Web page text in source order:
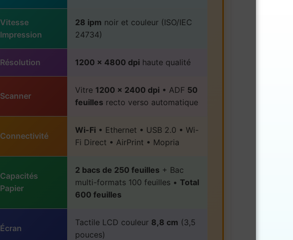
Vitesse
Impression
28 ipm noir et couleur (ISO/IEC
24734)
Résolution 1200 x 4800 dpi haute qualité
Scanner
Vitre 1200 x 2400 dpi • ADF 50
feuilles recto verso automatique
Connectivité
Wi-Fi • Ethernet • USB 2.0 • Wi-
Fi Direct • AirPrint • Mopria
Capacités
Papier
2 bacs de 250 feuilles + Bac
multi-formats 100 feuilles • Total
600 feuilles
Écran
Tactile LCD couleur 8,8 cm (3,5
pouces)